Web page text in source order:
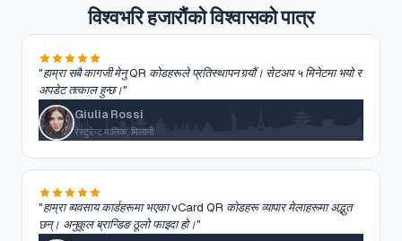
विश्वभरि हजारौंको विश्वासको पात्र
"हाम्रा सबै कागजी मेनु QR कोडहरूले प्रतिस्थापन गर्‍यौं। सेटअप ५ मिनेटमा भयो र
अपडेट तत्काल हुन्छ।"
Giulia Rossi
रेस्टुरेन्ट मालिक, मिलानो
"हाम्रा व्यवसाय कार्डहरूमा भएका vCard QR कोडहरू व्यापार मेलाहरूमा अद्भुत
छन्। अनुकूल ब्रान्डिङ ठूलो फाइदा हो।"